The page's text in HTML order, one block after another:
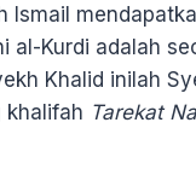
Ismail
al-Kurdi adalah
Khalid inilah
khalifah Tarekat